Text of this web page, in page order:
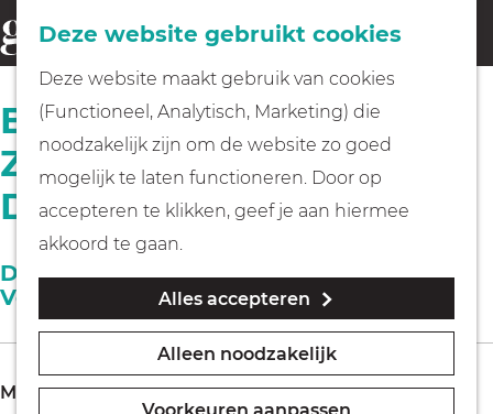
Deze website gebruikt cookies
Deze website maakt gebruik van cookies
(Functioneel, Analytisch, Marketing) die
noodzakelijk zijn om de website zo goed
mogelijk te laten functioneren. Door op
accepteren te klikken, geef je aan hiermee
akkoord te gaan.
Alles accepteren
Alleen noodzakelijk
G
n
a
d
e
m
Fietsen
Wandelen
Geocachen
Naar het museum
o
e
k
e
n
Buitenkans
Zomercampagne
Deelnameformulier
Doe mee aan de 'Buitenkans in Gooi &
Vecht' zomercampagne 2026
Met de Buitenkans zomercampagne zet Visit Gooi &